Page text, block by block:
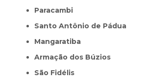
Paracambi
Santo Antônio de Pádua
Mangaratiba
Armação dos Búzios
São Fidélis